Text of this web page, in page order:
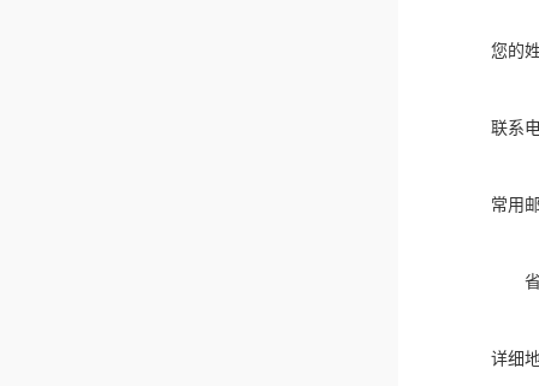
您的
联系
常用
详细